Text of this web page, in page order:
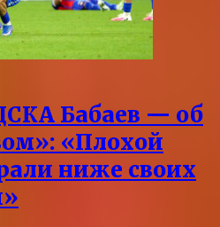
Бабаев — об
«Плохой
ниже своих